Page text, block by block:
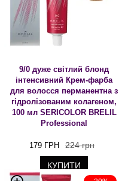
9/0 дуже світлий блонд
інтенсивний Крем-фарба
для волосся перманентна з
гідролізованим колагеном,
100 мл SERICOLOR BRELIL
Professional
179 ГРН 224 грн
КУПИТИ